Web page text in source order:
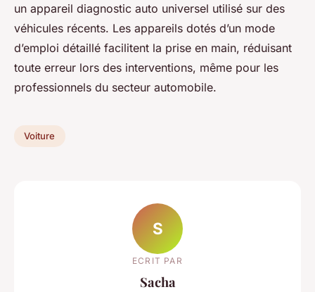
un appareil diagnostic auto universel utilisé sur des
véhicules récents. Les appareils dotés d’un mode
d’emploi détaillé facilitent la prise en main, réduisant
toute erreur lors des interventions, même pour les
professionnels du secteur automobile.
Voiture
S
ECRIT PAR
Sacha